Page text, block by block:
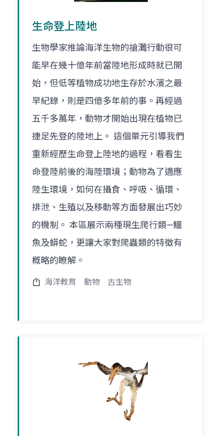
生命登上陸地
生物學家推論海洋生物的搶灘行動很可
能早在幾十億年前當陸地形成時就已開
始，但低等植物成功地生存於水濱之最
早紀錄，則是四億多年前的事。再經過
五千多萬年，動物才開始出現在植物已
捷足先登的陸地上。 這個單元引導我們
重新經歷生命登上陸地的過程，看看生
命登陸前後的海陸環境；動物為了適應
陸生環境，如何在攝食、呼吸、循環、
排泄、生殖以及移動等方面發展出巧妙
的機制。 本區展示兩種現生爬行類—鱷
魚及蟒蛇，更讓大家對爬蟲類的特徵有
概略的瞭解。
海洋教育 動物 古生物